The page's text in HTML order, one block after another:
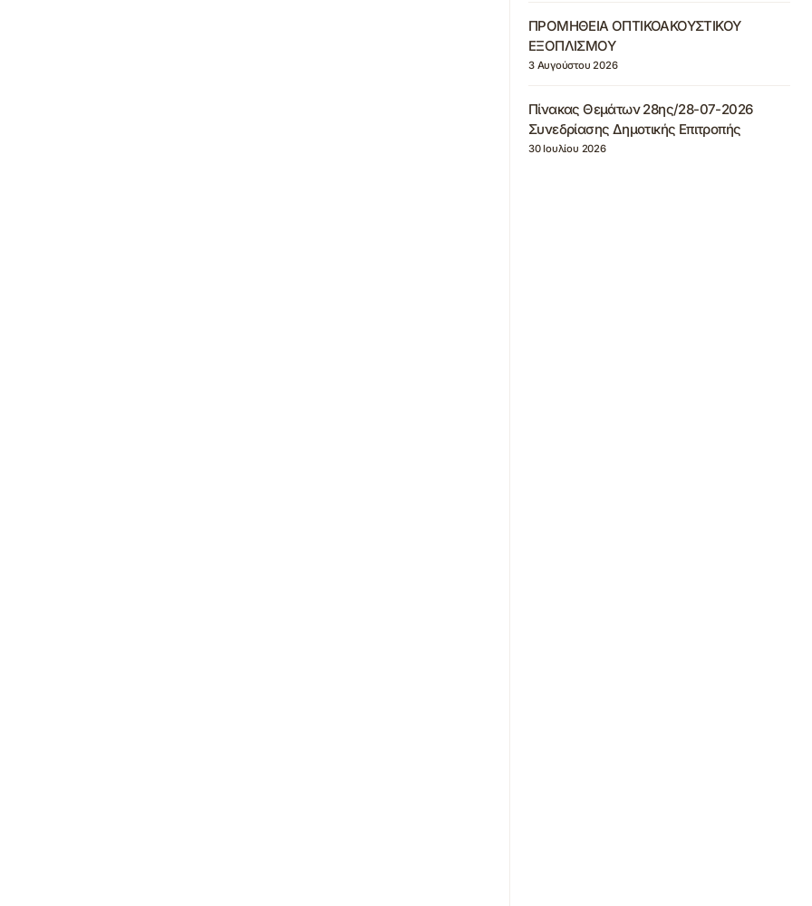
ΠΡΟΜΗΘΕΙΑ ΟΠΤΙΚΟΑΚΟΥΣΤΙΚΟΥ
ΕΞΟΠΛΙΣΜΟΥ
3 Αυγούστου 2026
Πίνακας Θεμάτων 28ης/28-07-2026
Συνεδρίασης Δημοτικής Επιτροπής
30 Ιουλίου 2026